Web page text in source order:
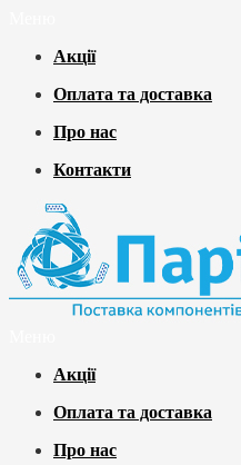
Акції
Оплата та доставка
Про нас
Контакти
Акції
Оплата та доставка
Про нас